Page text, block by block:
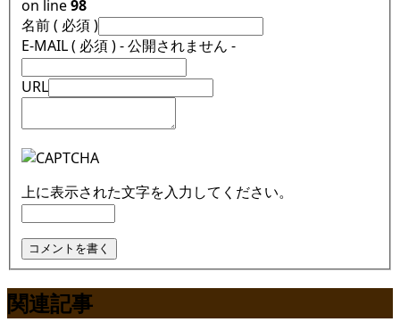
on line98
名前 ( 必須 )
E-MAIL ( 必須 ) - 公開されません -
URL
上に表示された文字を入力してください。
関連記事